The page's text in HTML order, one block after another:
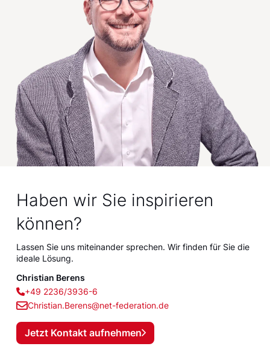
Haben wir Sie inspirieren
können?
Lassen Sie uns miteinander sprechen. Wir finden für Sie die
ideale Lösung.
Christian Berens
+49 2236/3936-6
Christian.Berens@net-federation.de
Jetzt Kontakt aufnehmen